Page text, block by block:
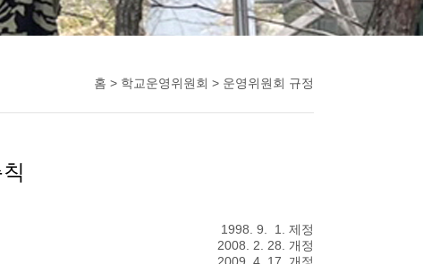
홈 > 학교운영위원회 > 운영위원회 규정
1998. 9. 1. 제정
2008. 2. 28. 개정